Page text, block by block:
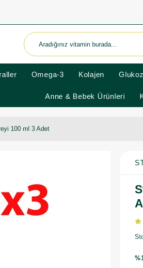
Omega-3 Kolajen
Anne & Bebek Ürünleri
100 ml 3 Adet